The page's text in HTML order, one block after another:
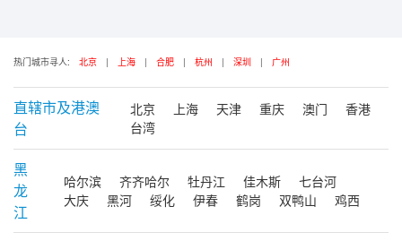
热门城市寻人: 北京 | 上海 | 合肥 | 杭州 | 深圳 | 广州
直辖市及港澳
台
北京 上海 天津 重庆 澳门
香港
台湾
黑
龙
江
哈尔滨 齐齐哈尔 牡丹江 佳木斯
七台河
大庆
黑河 绥化 伊春 鹤岗 双鸭山 鸡西